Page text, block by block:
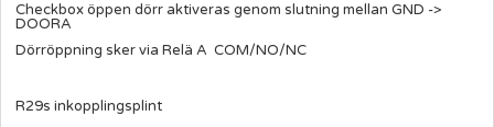
Checkbox öppen dörr aktiveras genom slutning mellan GND ->
DOORA
Dörröppning sker via Relä A COM/NO/NC
R29s inkopplingsplint